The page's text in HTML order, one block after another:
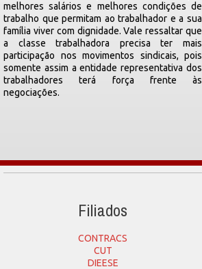
melhores salários e melhores condições de
trabalho que permitam ao trabalhador e a sua
família viver com dignidade. Vale ressaltar que
a classe trabalhadora precisa ter mais
participação nos movimentos sindicais, pois
somente assim a entidade representativa dos
trabalhadores terá força frente às
negociações.
Filiados
CONTRACS
CUT
DIEESE